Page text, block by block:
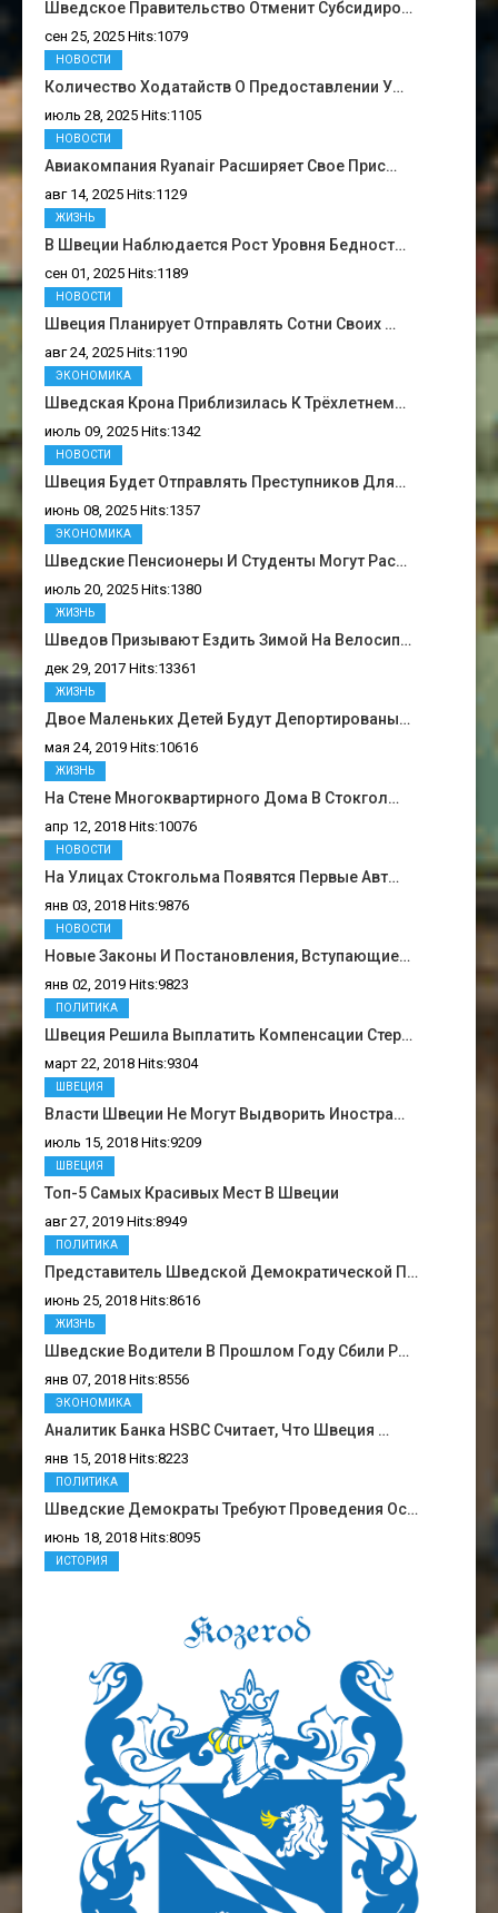
Шведское Правительство Отменит Субсидиро…
сен 25, 2025 Hits:1079
Количество Ходатайств О Предоставлении У…
июль 28, 2025 Hits:1105
НОВОСТИ
Авиакомпания Ryanair Расширяет Свое Прис…
авг 14, 2025 Hits:1129
НОВОСТИ
В Швеции Наблюдается Рост Уровня Бедност…
сен 01, 2025 Hits:1189
ЖИЗНЬ
Швеция Планирует Отправлять Сотни Своих …
авг 24, 2025 Hits:1190
НОВОСТИ
Шведская Крона Приблизилась К Трёхлетнем…
июль 09, 2025 Hits:1342
ЭКОНОМИКА
Швеция Будет Отправлять Преступников Для…
июнь 08, 2025 Hits:1357
НОВОСТИ
Шведские Пенсионеры И Студенты Могут Рас…
июль 20, 2025 Hits:1380
ЭКОНОМИКА
Шведов Призывают Ездить Зимой На Велосип…
дек 29, 2017 Hits:13361
ЖИЗНЬ
Двое Маленьких Детей Будут Депортированы…
мая 24, 2019 Hits:10616
ЖИЗНЬ
На Стене Многоквартирного Дома В Стокгол…
апр 12, 2018 Hits:10076
ЖИЗНЬ
На Улицах Стокгольма Появятся Первые Авт…
янв 03, 2018 Hits:9876
НОВОСТИ
Новые Законы И Постановления, Вступающие…
янв 02, 2019 Hits:9823
НОВОСТИ
Швеция Решила Выплатить Компенсации Стер…
март 22, 2018 Hits:9304
ПОЛИТИКА
Власти Швеции Не Могут Выдворить Иностра…
июль 15, 2018 Hits:9209
ШВЕЦИЯ
Топ-5 Самых Красивых Мест В Швеции
авг 27, 2019 Hits:8949
ШВЕЦИЯ
Представитель Шведской Демократической П…
июнь 25, 2018 Hits:8616
ПОЛИТИКА
Шведские Водители В Прошлом Году Сбили Р…
янв 07, 2018 Hits:8556
ЖИЗНЬ
Аналитик Банка HSBC Считает, Что Швеция …
янв 15, 2018 Hits:8223
ЭКОНОМИКА
Шведские Демократы Требуют Проведения Ос…
июнь 18, 2018 Hits:8095
ПОЛИТИКА
ИСТОРИЯ